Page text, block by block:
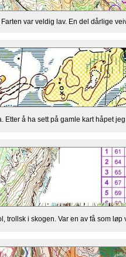
var veldig lav. En del dårlige
Etter å ha sett på gamle kart håpet
trollsk i skogen. Var en av få som